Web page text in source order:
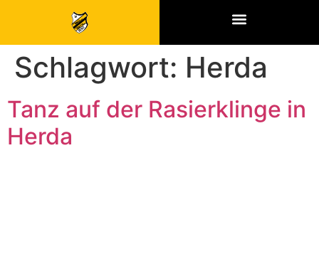
Schlagwort: Herda
Tanz auf der Rasierklinge in
Herda